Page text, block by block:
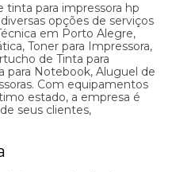
tinta para impressora hp
opções de serviços
em Porto Alegre,
Toner para Impressora,
de Tinta para
para Notebook, Aluguel de
Com equipamentos
estado, a empresa é
seus clientes,